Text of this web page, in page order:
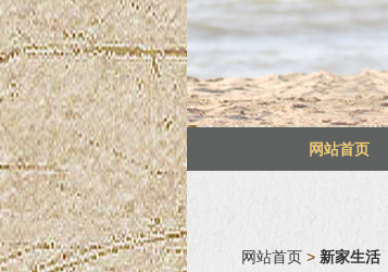
网站首页
网站首页 > 新家生活